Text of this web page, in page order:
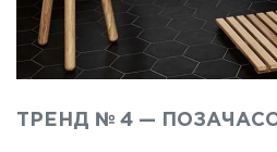
ТРЕНД № 4 —